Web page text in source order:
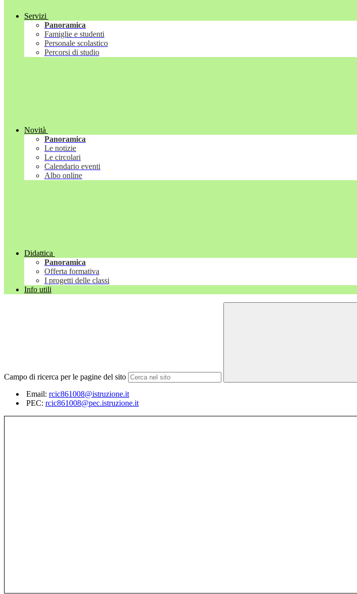
Servizi
Panoramica
Famiglie e studenti
Personale scolastico
Percorsi di studio
Novità
Panoramica
Le notizie
Le circolari
Calendario eventi
Albo online
Didattica
Panoramica
Offerta formativa
I progetti delle classi
Info utili
Campo di ricerca per le pagine del sito
Email: rcic861008@istruzione.it
PEC: rcic861008@pec.istruzione.it